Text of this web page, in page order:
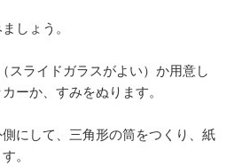
しょう。
スライドガラスがよい）か用意し
ーか、すみをぬります。
にして、三角形の筒をつくり、紙
。